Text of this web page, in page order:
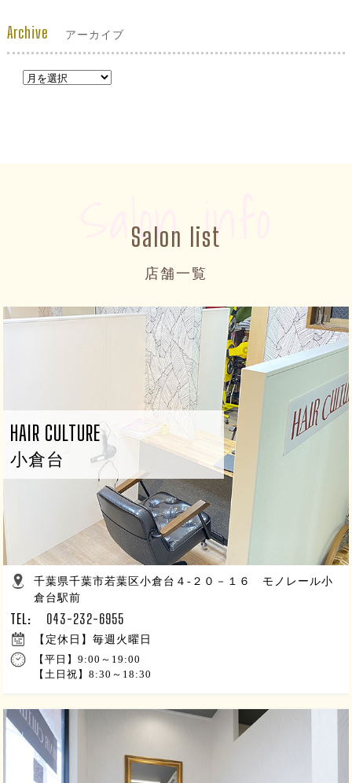
Archive アーカイブ
Salon list
Salon info
店舗一覧
HAIR CULTURE
小倉台
千葉県千葉市若葉区小倉台４-２０－１６ モノレール小
倉台駅前
TEL: 043-232-6955
【定休日】毎週火曜日
【平日】9:00～19:00
【土日祝】8:30～18:30